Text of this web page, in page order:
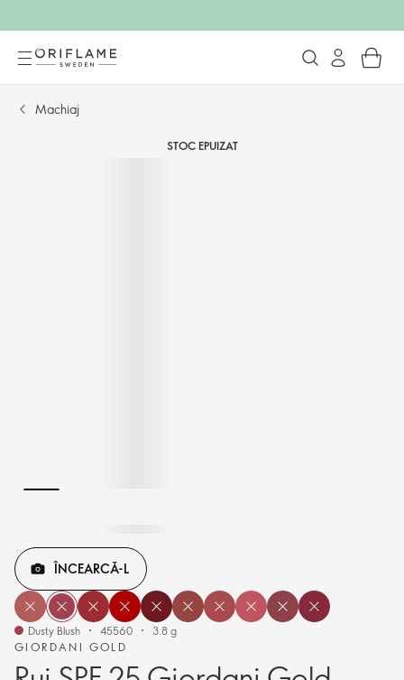
Machiaj
STOC EPUIZAT
GIORDANI GOLD
ÎNCEARCĂ-L
Dusty Blush 45560 3.8 g